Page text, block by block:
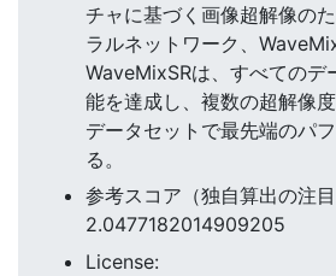
チャに基づく画像超解像の
ラルネットワーク、
WaveMixSRは、すべてのデ
能を達成し、複数の超解像
データセットで最先端のパ
る。
参考スコア（独自算出の注
2.0477182014909205
License: